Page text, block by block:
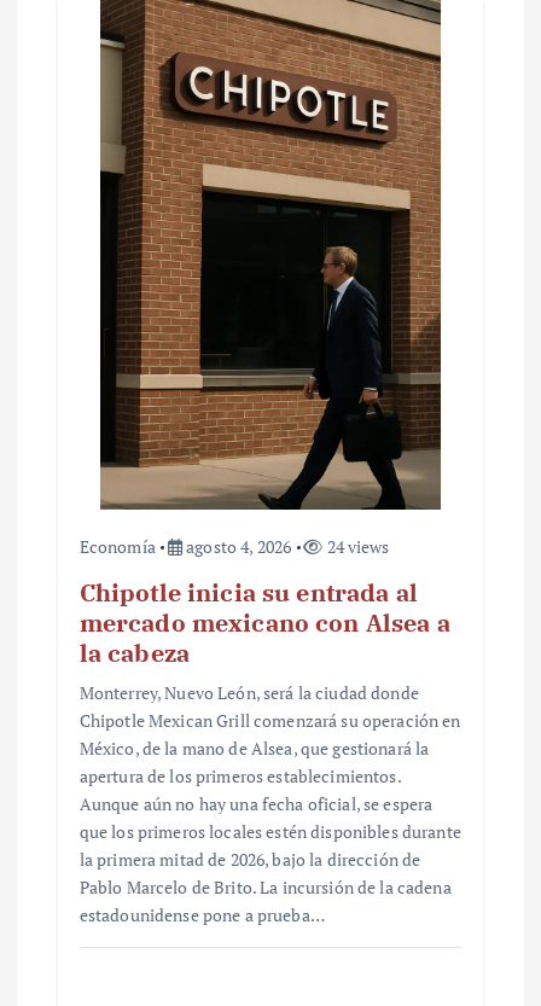
Economía agosto 4, 2026 24 views
Chipotle inicia su entrada al
mercado mexicano con Alsea a
la cabeza
Monterrey, Nuevo León, será la ciudad donde
Chipotle Mexican Grill comenzará su operación en
México, de la mano de Alsea, que gestionará la
apertura de los primeros establecimientos.
Aunque aún no hay una fecha oficial, se espera
que los primeros locales estén disponibles durante
la primera mitad de 2026, bajo la dirección de
Pablo Marcelo de Brito. La incursión de la cadena
estadounidense pone a prueba…